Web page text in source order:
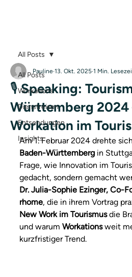
All Posts
Workations
Dienstreisen
Entsendungen
Insights
All Posts
🎙️ Speaking:
Württemberg 2024
Workation im
Pauline 13. Okt. 2025 1 Min.
Am 1. Februar 2024 drehte
Baden-Württemberg in
Frage, wie Innovation im
gedacht, sondern gemacht
Dr. Julia-Sophie Ezinger, Co-
rhome, die in ihrem Vortrag
New Work im Tourismus die
und warum Workations weit
kurzfristiger Trend.